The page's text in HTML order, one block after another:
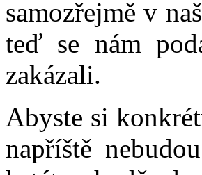
samozřejmě v
teď se nám
zakázali.
Abyste si
napříště